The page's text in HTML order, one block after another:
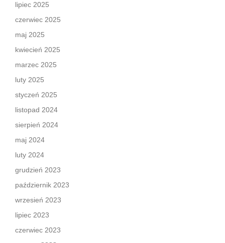
lipiec 2025
czerwiec 2025
maj 2025
kwiecień 2025
marzec 2025
luty 2025
styczeń 2025
listopad 2024
sierpień 2024
maj 2024
luty 2024
grudzień 2023
październik 2023
wrzesień 2023
lipiec 2023
czerwiec 2023